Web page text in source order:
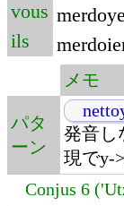
vous
ils
メモ
パタ
ーン
発音し
現でy-
Conjus 6